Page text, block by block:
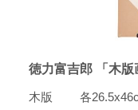
徳力富吉郎 「木版
木版 各